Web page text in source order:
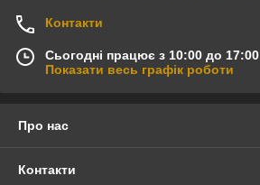
Контакти
Сьогодні працює з 10:00 до 17:00
Показати весь графік роботи
Про нас
Контакти